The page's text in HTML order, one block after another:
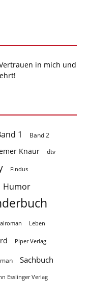
in mich und
1 Band 2
Knaur dtv
Findus
Humor
Leben
Piper Verlag
Sachbuch
Esslinger Verlag